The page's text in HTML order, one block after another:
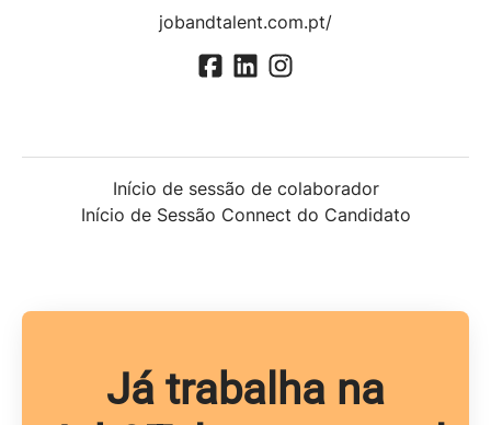
jobandtalent.com.pt/
Início de sessão de colaborador
Início de Sessão Connect do Candidato
Já trabalha na